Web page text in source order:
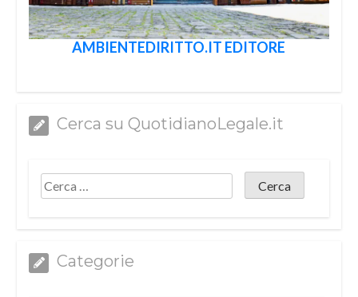
AMBIENTEDIRITTO.IT EDITORE
Cerca su QuotidianoLegale.it
Categorie